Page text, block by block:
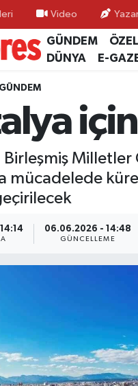
Video
GÜNDEM
DÜNYA
E-
GÜNDEM
Milletler
mücadelede
06.06.2026 - 14:48
GÜNCELLEME
ve Fikstür